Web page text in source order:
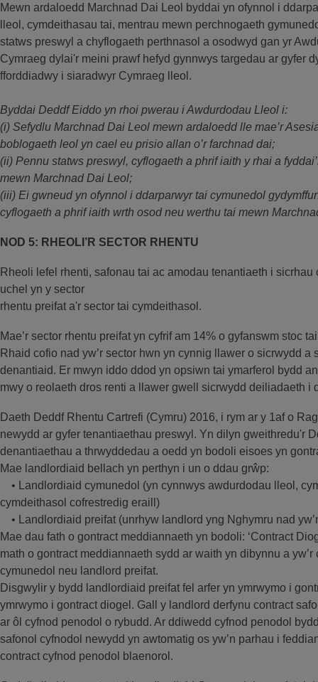
Mewn ardaloedd Marchnad Dai Leol byddai yn ofynnol i
lleol, cymdeithasau tai, mentrau mewn perchnogaeth
statws preswyl a chyflogaeth perthnasol a osodwyd gan yr
Cymraeg dylai'r meini prawf hefyd gynnwys targedau ar gyfer
fforddiadwy i siaradwyr Cymraeg lleol.
Byddai Deddf Eiddo yn rhoi pwerau i Awdurdodau Lleol i:
(i) Sefydlu Marchnad Dai Leol mewn ardaloedd lle mae’r
boblogaeth leol yn cael eu prisio allan o’r farchnad dai;
(ii) Pennu statws preswyl, cyflogaeth a phrif iaith y rhai a
mewn Marchnad Dai Leol;
(iii) Ei gwneud yn ofynnol i ddarparwyr tai cymunedol
cyflogaeth a phrif iaith wrth osod neu werthu tai mewn
NOD 5: RHEOLI’R SECTOR RHENTU
Rheoli lefel rhenti, safonau tai ac amodau tenantiaeth i
uchel yn y sector
rhentu preifat a'r sector tai cymdeithasol.
Mae’r sector rhentu preifat yn cyfrif am 14% o gyfanswm stoc
Rhaid cofio nad yw’r sector hwn yn cynnig llawer o sicrwydd a
denantiaid. Er mwyn iddo ddod yn opsiwn tai ymarferol bydd
mwy o reolaeth dros renti a llawer gwell sicrwydd deiliadaeth i
Daeth Deddf Rhentu Cartrefi (Cymru) 2016, i rym ar y 1af o
newydd ar gyfer tenantiaethau preswyl. Yn dilyn gweithredu'r
denantiaethau a thrwyddedau a oedd yn bodoli eisoes yn
Mae landlordiaid bellach yn perthyn i un o ddau grŵp:
• Landlordiaid cymunedol (yn cynnwys awdurdodau lleol,
cymdeithasol cofrestredig eraill)
• Landlordiaid preifat (unrhyw landlord yng Nghymru nad
Mae dau fath o gontract meddiannaeth yn bodoli: ‘Contract
math o gontract meddiannaeth sydd ar waith yn dibynnu a
cymunedol neu landlord preifat.
Disgwylir y bydd landlordiaid preifat fel arfer yn ymrwymo i
ymrwymo i gontract diogel. Gall y landlord derfynu contract
ar ôl cyfnod penodol o rybudd. Ar ddiwedd cyfnod penodol
safonol cyfnodol newydd yn awtomatig os yw’n parhau i
contract cyfnod penodol blaenorol.